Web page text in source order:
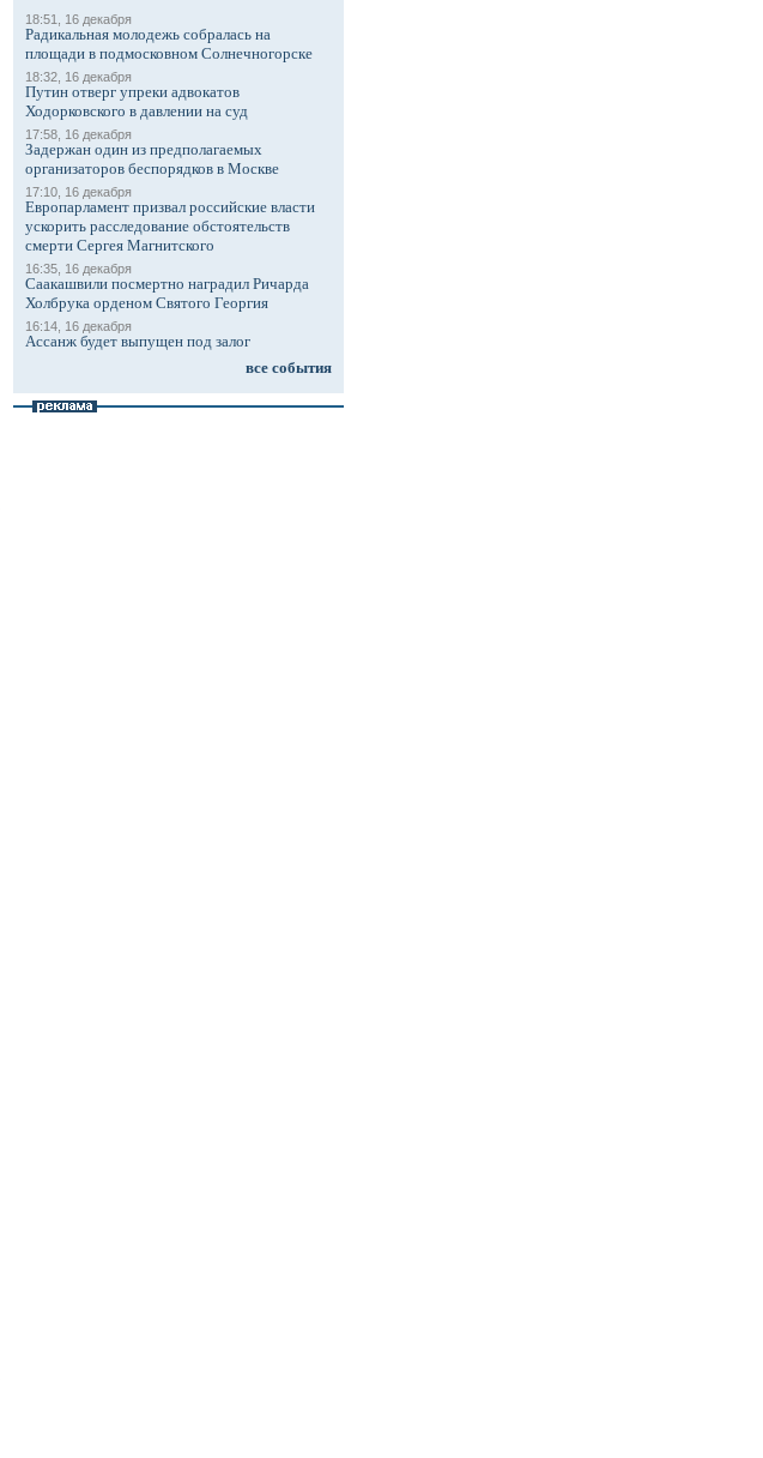
18:51, 16 декабря
Радикальная молодежь собралась на
площади в подмосковном Солнечногорске
18:32, 16 декабря
Путин отверг упреки адвокатов
Ходорковского в давлении на суд
17:58, 16 декабря
Задержан один из предполагаемых
организаторов беспорядков в Москве
17:10, 16 декабря
Европарламент призвал российские власти
ускорить расследование обстоятельств
смерти Сергея Магнитского
16:35, 16 декабря
Саакашвили посмертно наградил Ричарда
Холбрука орденом Святого Георгия
16:14, 16 декабря
Ассанж будет выпущен под залог
все события